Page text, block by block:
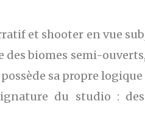
et shooter en vue
biomes semi-
sa propre
du studio :